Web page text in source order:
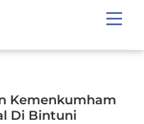
Kemenkumham
Di Bintuni